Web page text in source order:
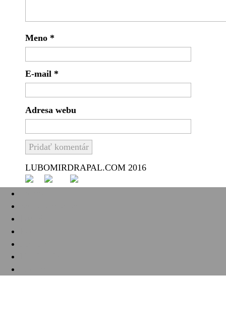
Meno *
E-mail *
Adresa webu
LUBOMIRDRAPAL.COM 2016